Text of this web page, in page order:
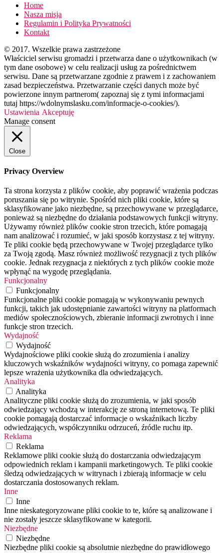
Home
Nasza misja
Regulamin i Polityka Prywatności
Kontakt
© 2017. Wszelkie prawa zastrzeżone
Właściciel serwisu gromadzi i przetwarza dane o użytkownikach (w
tym dane osobowe) w celu realizacji usług za pośrednictwem
serwisu. Dane są przetwarzane zgodnie z prawem i z zachowaniem
zasad bezpieczeństwa. Przetwarzanie części danych może być
powierzone innym partnerom( zapoznaj się z tymi informacjami
tutaj https://wdolnymslasku.com/informacje-o-cookies/).
Ustawienia Akceptuję
Manage consent
Close
Privacy Overview
Ta strona korzysta z plików cookie, aby poprawić wrażenia podczas
poruszania się po witrynie. Spośród nich pliki cookie, które są
sklasyfikowane jako niezbędne, są przechowywane w przeglądarce,
ponieważ są niezbędne do działania podstawowych funkcji witryny.
Używamy również plików cookie stron trzecich, które pomagają
nam analizować i rozumieć, w jaki sposób korzystasz z tej witryny.
Te pliki cookie będą przechowywane w Twojej przeglądarce tylko
za Twoją zgodą. Masz również możliwość rezygnacji z tych plików
cookie. Jednak rezygnacja z niektórych z tych plików cookie może
wpłynąć na wygodę przeglądania.
Funkcjonalny
Funkcjonalny
Funkcjonalne pliki cookie pomagają w wykonywaniu pewnych
funkcji, takich jak udostępnianie zawartości witryny na platformach
mediów społecznościowych, zbieranie informacji zwrotnych i inne
funkcje stron trzecich.
Wydajność
Wydajność
Wydajnościowe pliki cookie służą do zrozumienia i analizy
kluczowych wskaźników wydajności witryny, co pomaga zapewnić
lepsze wrażenia użytkownika dla odwiedzających.
Analityka
Analityka
Analityczne pliki cookie służą do zrozumienia, w jaki sposób
odwiedzający wchodzą w interakcję ze stroną internetową. Te pliki
cookie pomagają dostarczać informacje o wskaźnikach liczby
odwiedzających, współczynniku odrzuceń, źródle ruchu itp.
Reklama
Reklama
Reklamowe pliki cookie służą do dostarczania odwiedzającym
odpowiednich reklam i kampanii marketingowych. Te pliki cookie
śledzą odwiedzających w witrynach i zbierają informacje w celu
dostarczania dostosowanych reklam.
Inne
Inne
Inne nieskategoryzowane pliki cookie to te, które są analizowane i
nie zostały jeszcze sklasyfikowane w kategorii.
Niezbędne
Niezbędne
Niezbędne pliki cookie są absolutnie niezbędne do prawidłowego